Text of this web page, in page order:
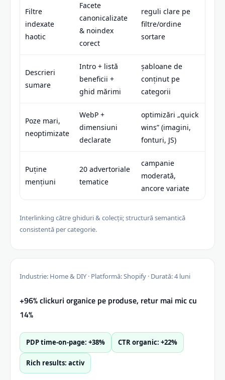
Filtre
indexate
haotic
Facete
canonicalizate
& noindex
corect
reguli clare pe
filtre/ordine
sortare
Descrieri
sumare
Intro + listă
beneficii +
ghid mărimi
șabloane de
conținut pe
categorii
Poze mari,
neoptimizate
WebP +
dimensiuni
declarate
optimizări „quick
wins” (imagini,
fonturi, JS)
Puține
mențiuni
20 advertoriale
tematice
campanie
moderată,
ancore variate
Interlinking către ghiduri & colecții; structură semantică
consistentă per categorie.
Industrie: Home & DIY · Platformă: Shopify · Durată: 4 luni
+96% clickuri organice pe produse, retur mai mic cu
14%
PDP time-on-page: +38% CTR organic: +22%
Rich results: activ